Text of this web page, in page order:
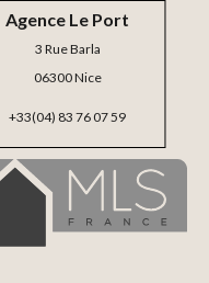
Agence Le Port
3 Rue Barla
06300 Nice
+33(04) 83 76 07 59